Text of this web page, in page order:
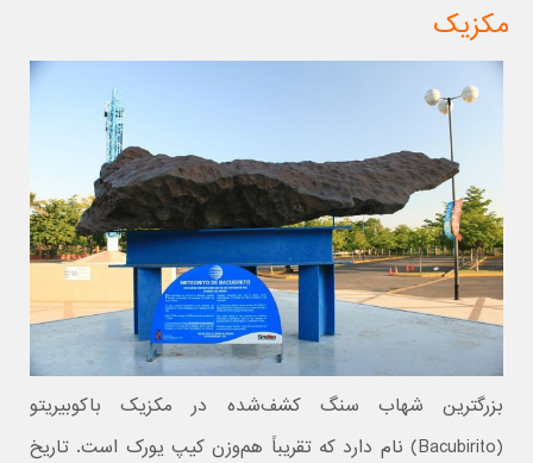
مکزیک
بزرگترین شهاب سنگ کشف‌شده در مکزیک باکوبیریتو
(Bacubirito) نام دارد که تقریباً هم‌وزن کیپ یورک است. تاریخ